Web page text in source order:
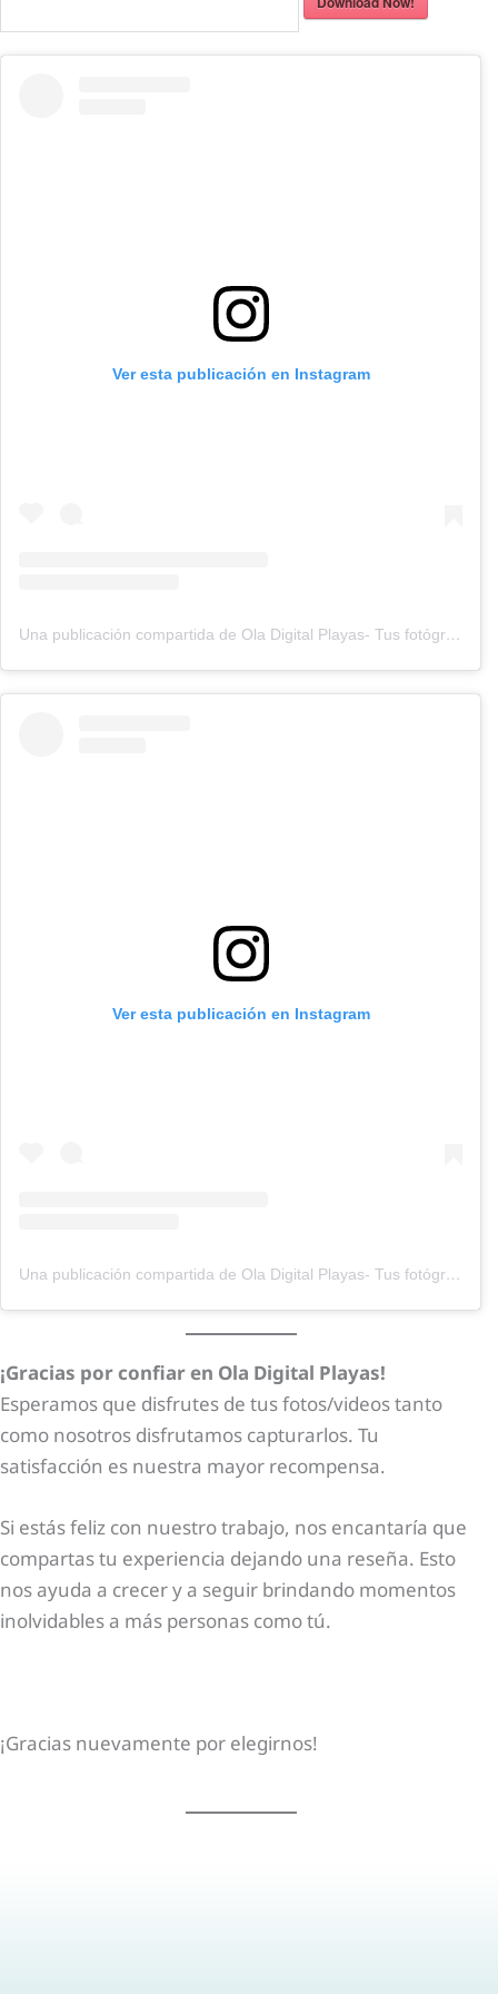
Ver esta publicación en Instagram
Una publicación compartida de Ola Digital Playas- Tus fotógrafos playeros🏖️ (@oladigitalplayas)
Ver esta publicación en Instagram
Una publicación compartida de Ola Digital Playas- Tus fotógrafos playeros🏖️ (@oladigitalplayas)
¡Gracias por confiar en Ola Digital Playas!
Esperamos que disfrutes de tus fotos/videos tanto
como nosotros disfrutamos capturarlos. Tu
satisfacción es nuestra mayor recompensa.
Si estás feliz con nuestro trabajo, nos encantaría que
compartas tu experiencia dejando una reseña. Esto
nos ayuda a crecer y a seguir brindando momentos
inolvidables a más personas como tú.
¡Gracias nuevamente por elegirnos!